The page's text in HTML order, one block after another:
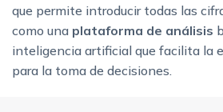
que permite introducir todas las
como una plataforma de análisis
inteligencia artificial que facilita la
para la toma de decisiones.